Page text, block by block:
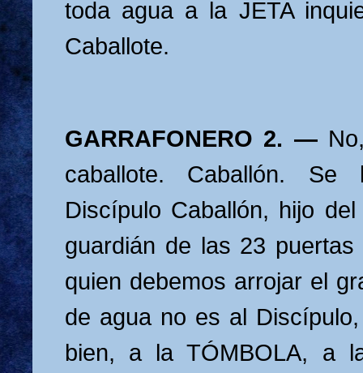
toda agua a la JETA
Caballote.
GARRAFONERO 2. —
caballote. Caballón. Se
Discípulo Caballón, hijo
guardián de las 23
quien debemos arrojar el
de agua no es al
bien, a la TÓMBOLA, a